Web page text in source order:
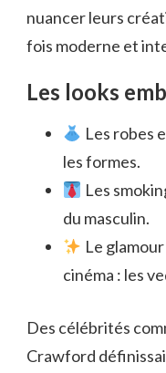
nuancer leurs
fois moderne et
Les looks
Les robes
les formes.
Les
du masculin.
Le
cinéma : les
Des célébrités
Crawford